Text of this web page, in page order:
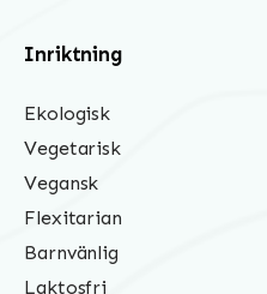
Inriktning
Ekologisk
Vegetarisk
Vegansk
Flexitarian
Barnvänlig
Laktosfri